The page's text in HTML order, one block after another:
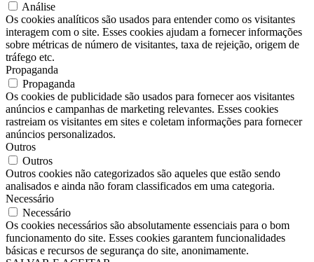
Análise
Os cookies analíticos são usados ​​para entender como os visitantes
interagem com o site. Esses cookies ajudam a fornecer informações
sobre métricas de número de visitantes, taxa de rejeição, origem de
tráfego etc.
Propaganda
Propaganda
Os cookies de publicidade são usados ​​para fornecer aos visitantes
anúncios e campanhas de marketing relevantes. Esses cookies
rastreiam os visitantes em sites e coletam informações para fornecer
anúncios personalizados.
Outros
Outros
Outros cookies não categorizados são aqueles que estão sendo
analisados ​​e ainda não foram classificados em uma categoria.
Necessário
Necessário
Os cookies necessários são absolutamente essenciais para o bom
funcionamento do site. Esses cookies garantem funcionalidades
básicas e recursos de segurança do site, anonimamente.